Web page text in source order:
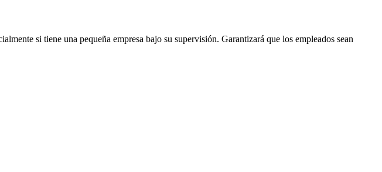
si tiene una pequeña empresa bajo su supervisión. Garantizará que los empleados sean